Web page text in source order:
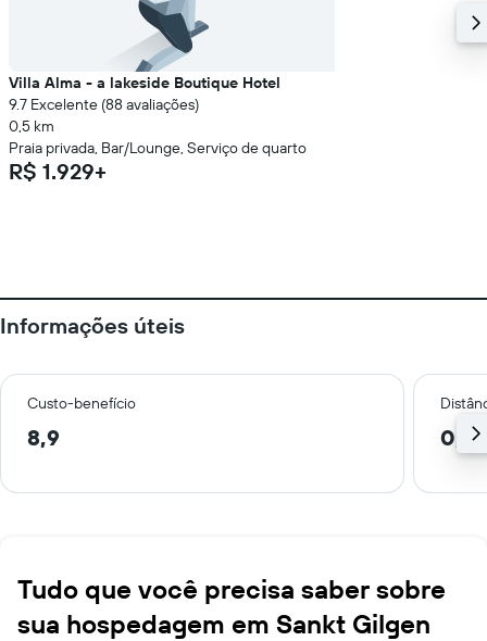
Villa Alma - a lakeside Boutique Hotel
9.7 Excelente (88 avaliações)
0,5 km
Praia privada, Bar/Lounge, Serviço de quarto
R$ 1.929+
Informações úteis
Custo-benefício
8,9 0,3
Tudo que você precisa saber sobre
sua hospedagem em Sankt Gilgen